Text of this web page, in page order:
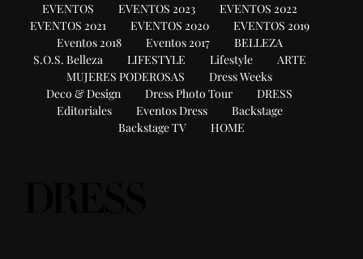
EVENTOS
EVENTOS 2023
EVENTOS 2022
EVENTOS 2021
EVENTOS 2020
EVENTOS 2019
Eventos 2018
Eventos 2017
BELLEZA
S.O.S. Belleza
LIFESTYLE Lifestyle
ARTE
MUJERES PODEROSAS
Dress Weeks
Deco & Design
Dress Photo Tour
DRESS
Editoriales
Eventos Dress
Backstage
Backstage TV
HOME